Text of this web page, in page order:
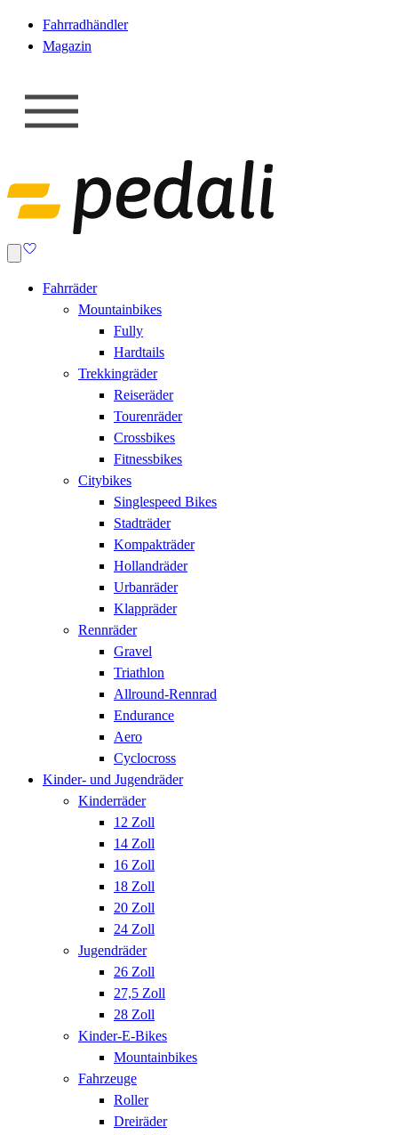
Fahrradhändler
Magazin
Fahrräder
Mountainbikes
Fully
Hardtails
Trekkingräder
Reiseräder
Tourenräder
Crossbikes
Fitnessbikes
Citybikes
Singlespeed Bikes
Stadträder
Kompakträder
Hollandräder
Urbanräder
Klappräder
Rennräder
Gravel
Triathlon
Allround-Rennrad
Endurance
Aero
Cyclocross
Kinder- und Jugendräder
Kinderräder
12 Zoll
14 Zoll
16 Zoll
18 Zoll
20 Zoll
24 Zoll
Jugendräder
26 Zoll
27,5 Zoll
28 Zoll
Kinder-E-Bikes
Mountainbikes
Fahrzeuge
Roller
Dreiräder